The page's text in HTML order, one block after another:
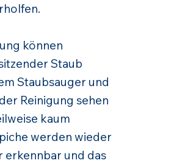
können
Staub
Staubsauger und
Reinigung sehen
kaum
werden wieder
erkennbar und das